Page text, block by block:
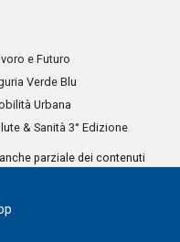
e Futuro
Verde Blu
Urbana
& Sanità 3° Edizione
parziale dei contenuti